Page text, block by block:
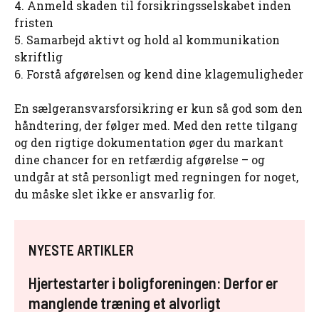
4. Anmeld skaden til forsikringsselskabet inden
fristen
5. Samarbejd aktivt og hold al kommunikation
skriftlig
6. Forstå afgørelsen og kend dine klagemuligheder
En sælgeransvarsforsikring er kun så god som den
håndtering, der følger med. Med den rette tilgang
og den rigtige dokumentation øger du markant
dine chancer for en retfærdig afgørelse – og
undgår at stå personligt med regningen for noget,
du måske slet ikke er ansvarlig for.
NYESTE ARTIKLER
Hjertestarter i boligforeningen: Derfor er
manglende træning et alvorligt